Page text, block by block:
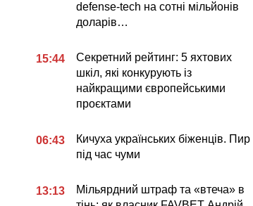
defense-tech на сотні мільйонів
доларів…
15:44
Секретний рейтинг: 5 яхтових
шкіл, які конкурують із
найкращими європейськими
проєктами
06:43
Кичуха українських біженців. Пир
під час чуми
13:13
Мільярдний штраф та «втеча» в